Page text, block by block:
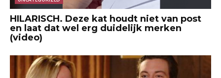
HILARISCH. Deze kat houdt niet van post
en laat dat wel erg duidelijk merken
(video)